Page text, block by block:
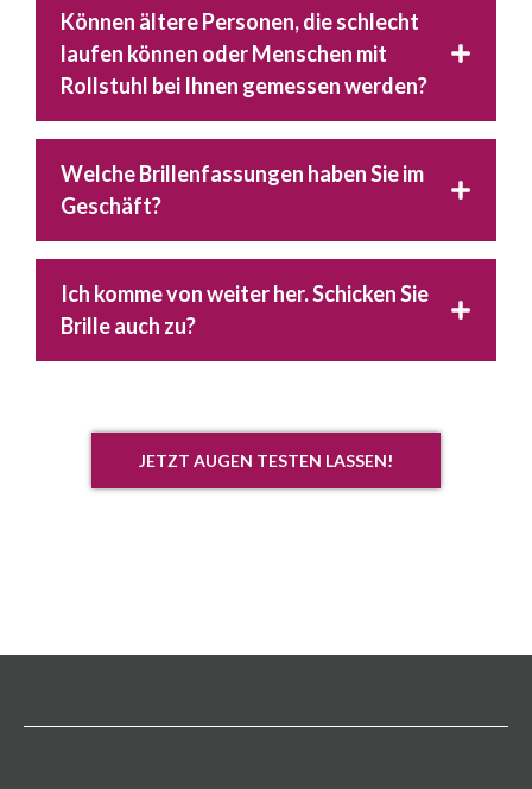
Können ältere Personen, die schlecht
laufen können oder Menschen mit
Rollstuhl bei Ihnen gemessen werden?
Welche Brillenfassungen haben Sie im
Geschäft?
Ich komme von weiter her. Schicken Sie
Brille auch zu?
JETZT AUGEN TESTEN LASSEN!